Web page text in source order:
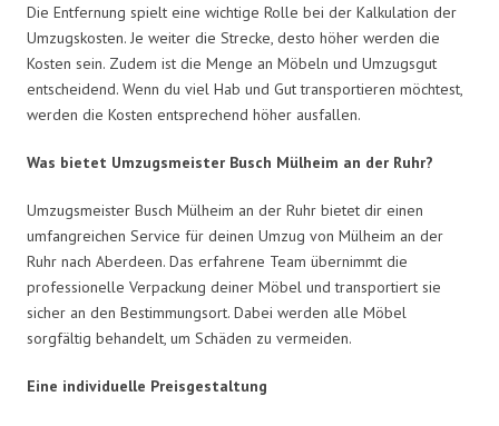
Die Entfernung spielt eine wichtige Rolle bei der Kalkulation der
Umzugskosten. Je weiter die Strecke, desto höher werden die
Kosten sein. Zudem ist die Menge an Möbeln und Umzugsgut
entscheidend. Wenn du viel Hab und Gut transportieren möchtest,
werden die Kosten entsprechend höher ausfallen.
Was bietet Umzugsmeister Busch Mülheim an der Ruhr?
Umzugsmeister Busch Mülheim an der Ruhr bietet dir einen
umfangreichen Service für deinen Umzug von Mülheim an der
Ruhr nach Aberdeen. Das erfahrene Team übernimmt die
professionelle Verpackung deiner Möbel und transportiert sie
sicher an den Bestimmungsort. Dabei werden alle Möbel
sorgfältig behandelt, um Schäden zu vermeiden.
Eine individuelle Preisgestaltung